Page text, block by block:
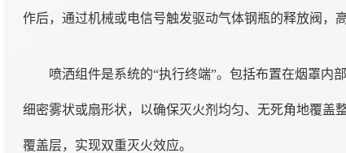
作后，通过机械或电信号触发驱动气体钢瓶的释放阀，
喷洒组件是系统的“执行终端”。包括布置在烟罩内
细密雾状或扇形状，以确保灭火剂均匀、无死角地覆盖
覆盖层，实现双重灭火效应。